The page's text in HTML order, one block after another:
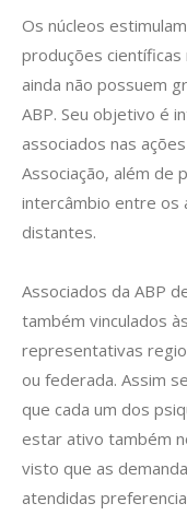
Os núcleos
produções
ainda não possuem
ABP. Seu objetivo é
associados nas
Associação, além de
intercâmbio entre os
distantes.
Associados da ABP
também vinculados
representativas
ou federada. Assim
que cada um dos
estar ativo também
visto que as
atendidas